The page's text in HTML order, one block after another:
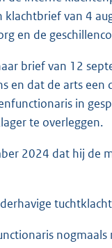
van 4
en de
brief van 12
en dat de arts
in
te overleggen.
2024 dat hij de